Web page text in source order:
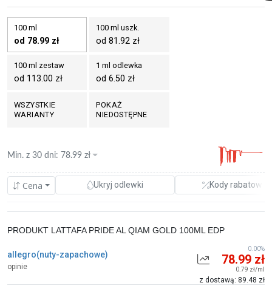
100 ml
od 78.99 zł
100 ml uszk.
od 81.92 zł
100 ml zestaw
od 113.00 zł
1 ml odlewka
od 6.50 zł
WSZYSTKIE
WARIANTY
POKAŻ
NIEDOSTĘPNE
Cena Ukryj odlewki Kody rabatowe
Min. z 30 dni: 78.99 zł
allegro(nuty-zapachowe)
opinie
PRODUKT LATTAFA PRIDE AL QIAM GOLD 100ML EDP
78.99 zł
0.79 zł/ml
z dostawą: 89.48 zł
0.00%